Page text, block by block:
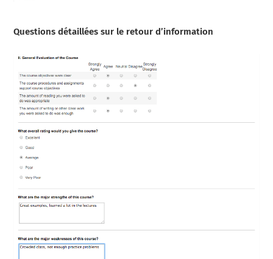
Questions détaillées sur le retour d’information